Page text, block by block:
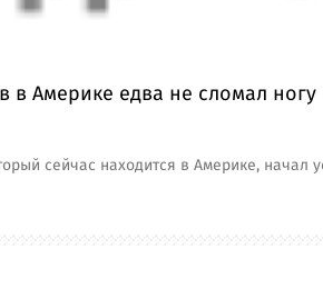
в Америке едва не сломал ногу
сейчас находится в Америке,